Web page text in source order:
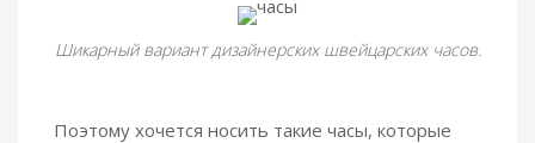
Шикарный вариант дизайнерских швейцарских часов.
Поэтому хочется носить такие часы, которые